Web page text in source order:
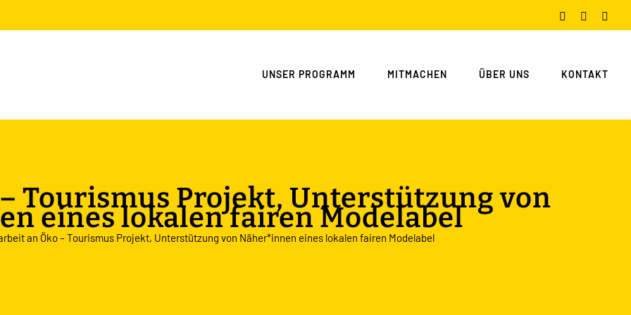
FacebookInstagram
UNSER PROGRAMM MITMACHEN ÜBER UNS KONTAKT
Tourismus Projekt, Unterstützung von
eines lokalen fairen Modelabel
an Öko – Tourismus Projekt, Unterstützung von Näher*innen eines lokalen fairen Modelabel